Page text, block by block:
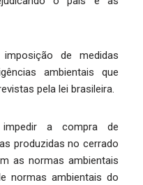
de medidas
ambientais que
pela lei brasileira.
a compra de
produzidas no cerrado
as normas ambientais
normas ambientais do